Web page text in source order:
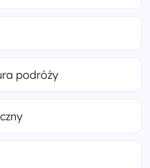
podróży